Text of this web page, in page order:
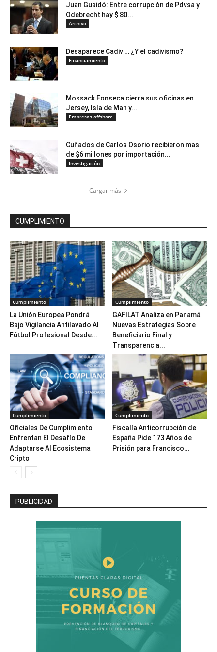
Juan Guaidó: Entre corrupción de Pdvsa y
Odebrecht hay $ 80...
Archivo
Desaparece Cadivi… ¿Y el cadivismo?
Financiamiento
Mossack Fonseca cierra sus oficinas en
Jersey, Isla de Man y...
Empresas offshore
Cuñados de Carlos Osorio recibieron mas
de $6 millones por importación...
Investigación
Cargar más
CUMPLIMIENTO
Cumplimiento
La Unión Europea Pondrá
Bajo Vigilancia Antilavado Al
Fútbol Profesional Desde...
Cumplimiento
GAFILAT Analiza en Panamá
Nuevas Estrategias Sobre
Beneficiario Final y
Transparencia...
Cumplimiento
Oficiales De Cumplimiento
Enfrentan El Desafío De
Adaptarse Al Ecosistema
Cripto
Cumplimiento
Fiscalía Anticorrupción de
España Pide 173 Años de
Prisión para Francisco...
PUBLICIDAD